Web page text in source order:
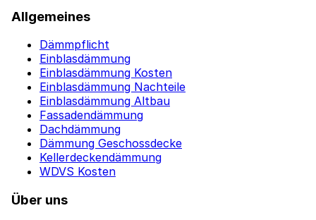
Allgemeines
Dämmpflicht
Einblasdämmung
Einblasdämmung Kosten
Einblasdämmung Nachteile
Einblasdämmung Altbau
Fassadendämmung
Dachdämmung
Dämmung Geschossdecke
Kellerdeckendämmung
WDVS Kosten
Über uns